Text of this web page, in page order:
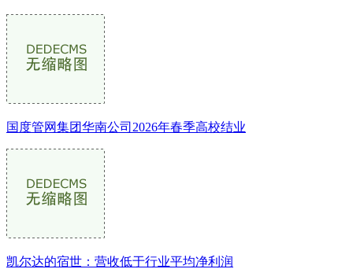
国度管网集团华南公司2026年春季高校结业
凯尔达的宿世：营收低于行业平均净利润